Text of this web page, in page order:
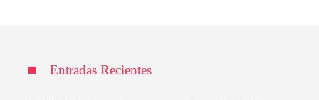
Entradas Recientes